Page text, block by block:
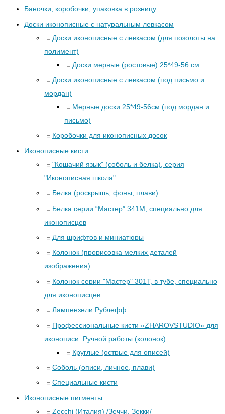
Баночки, коробочки, упаковка в розницу
Доски иконописные с натуральным левкасом
Доски иконописные с левкасом (для позолоты на
полимент)
Доски мерные (ростовые) 25*49-56 см
Доски иконописные с левкасом (под письмо и
мордан)
Мерные доски 25*49-56см (под мордан и
письмо)
Коробочки для иконописных досок
Иконописные кисти
"Кошачий язык" (соболь и белка), серия
"Иконописная школа"
Белка (роскрышь, фоны, плави)
Белка серии “Мастер” 341М, специально для
иконописцев
Для шрифтов и миниатюры
Колонок (прорисовка мелких деталей
изображения)
Колонок серии "Мастер" 301Т, в тубе, специально
для иконописцев
Лампензели Рублефф
Профессиональные кисти «ZHAROVSTUDIO» для
иконописи. Ручной работы (колонок)
Круглые (острые для описей)
Соболь (описи, личное, плави)
Специальные кисти
Иконописные пигменты
Zecchi (Италия) /Зеччи, Зекки/